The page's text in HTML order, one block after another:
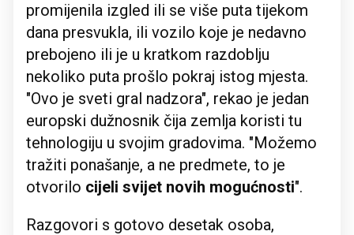
promijenila izgled ili se više puta tijekom
dana presvukla, ili vozilo koje je nedavno
prebojeno ili je u kratkom razdoblju
nekoliko puta prošlo pokraj istog mjesta.
"Ovo je sveti gral nadzora", rekao je jedan
europski dužnosnik čija zemlja koristi tu
tehnologiju u svojim gradovima. "Možemo
tražiti ponašanje, a ne predmete, to je
otvorilo cijeli svijet novih mogućnosti".
Razgovori s gotovo desetak osoba,